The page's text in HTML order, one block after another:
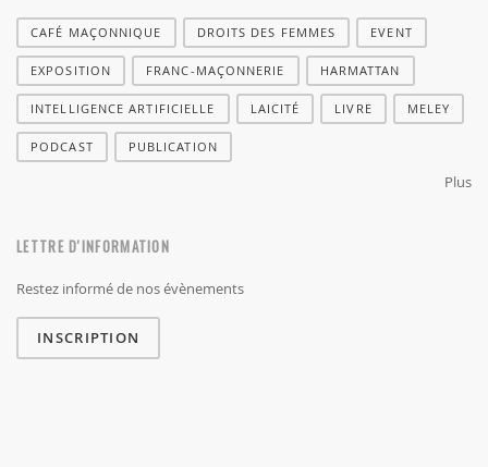
CAFÉ MAÇONNIQUE DROITS DES FEMMES EVENT
EXPOSITION FRANC-MAÇONNERIE HARMATTAN
INTELLIGENCE ARTIFICIELLE LAICITÉ LIVRE MELEY
PODCAST PUBLICATION
Plus
LETTRE D'INFORMATION
Restez informé de nos évènements
INSCRIPTION